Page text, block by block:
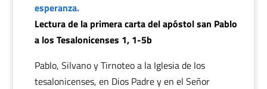
esperanza.
Lectura de la primera carta del apóstol san Pablo
a los Tesalonicenses 1, 1-5b
Pablo, Silvano y Tirnoteo a la Iglesia de los
tesalonicenses, en Dios Padre y en el Señor